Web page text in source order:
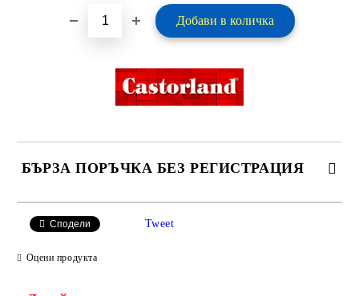
БЪРЗА ПОРЪЧКА БЕЗ РЕГИСТРАЦИЯ
Сподели Tweet
Оцени продукта